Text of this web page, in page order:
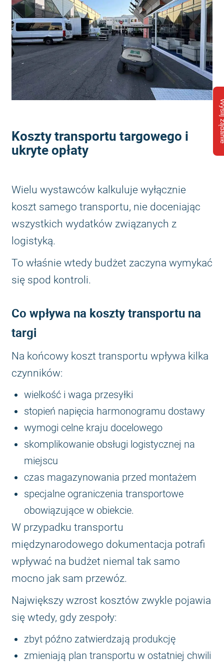
Koszty transportu targowego i
ukryte opłaty
Wielu wystawców kalkuluje wyłącznie
koszt samego transportu, nie doceniając
wszystkich wydatków związanych z
logistyką.
To właśnie wtedy budżet zaczyna wymykać
się spod kontroli.
Co wpływa na koszty transportu na
targi
Na końcowy koszt transportu wpływa kilka
czynników:
wielkość i waga przesyłki
stopień napięcia harmonogramu dostawy
wymogi celne kraju docelowego
skomplikowanie obsługi logistycznej na
miejscu
czas magazynowania przed montażem
specjalne ograniczenia transportowe
obowiązujące w obiekcie.
W przypadku transportu
międzynarodowego dokumentacja potrafi
wpływać na budżet niemal tak samo
mocno jak sam przewóz.
Największy wzrost kosztów zwykle pojawia
się wtedy, gdy zespoły:
zbyt późno zatwierdzają produkcję
zmieniają plan transportu w ostatniej chwili